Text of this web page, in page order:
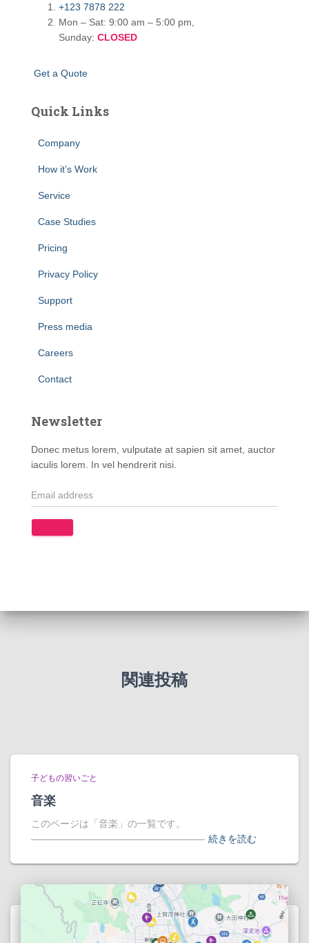
+123 7878 222
Mon – Sat: 9:00 am – 5:00 pm,
Sunday: CLOSED
Get a Quote
Quick Links
Company
How it’s Work
Service
Case Studies
Pricing
Privacy Policy
Support
Press media
Careers
Contact
Newsletter
Donec metus lorem, vulputate at sapien sit amet, auctor
iaculis lorem. In vel hendrerit nisi.
関連投稿
子どもの習いごと
音楽
このページは「音楽」の一覧です。
―――――――――――――――――― 続きを読む